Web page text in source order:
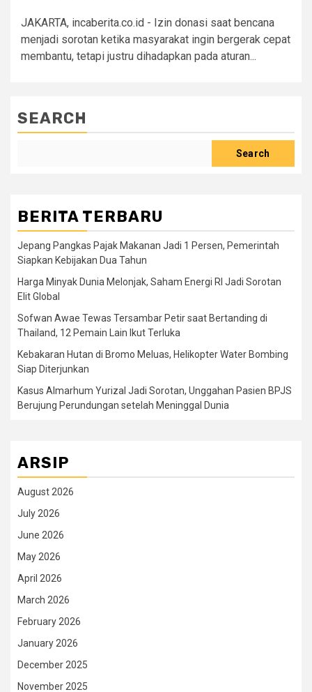
JAKARTA, incaberita.co.id - Izin donasi saat bencana
menjadi sorotan ketika masyarakat ingin bergerak cepat
membantu, tetapi justru dihadapkan pada aturan...
SEARCH
Search
BERITA TERBARU
Jepang Pangkas Pajak Makanan Jadi 1 Persen, Pemerintah
Siapkan Kebijakan Dua Tahun
Harga Minyak Dunia Melonjak, Saham Energi RI Jadi Sorotan
Elit Global
Sofwan Awae Tewas Tersambar Petir saat Bertanding di
Thailand, 12 Pemain Lain Ikut Terluka
Kebakaran Hutan di Bromo Meluas, Helikopter Water Bombing
Siap Diterjunkan
Kasus Almarhum Yurizal Jadi Sorotan, Unggahan Pasien BPJS
Berujung Perundungan setelah Meninggal Dunia
ARSIP
August 2026
July 2026
June 2026
May 2026
April 2026
March 2026
February 2026
January 2026
December 2025
November 2025